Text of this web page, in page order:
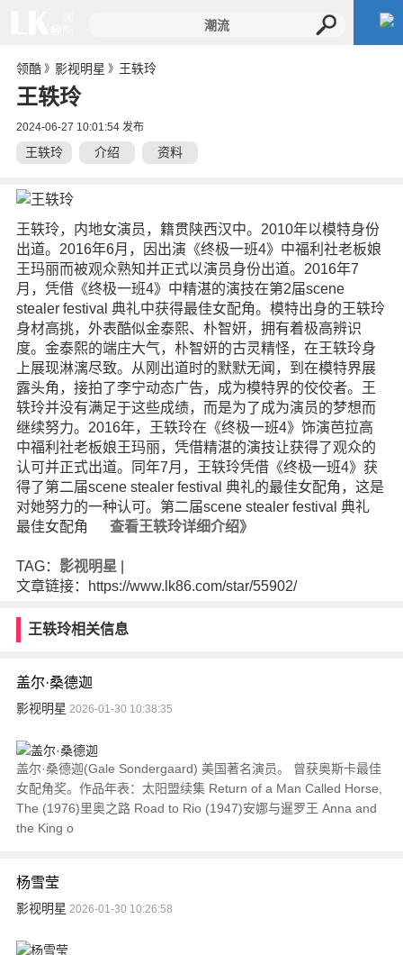
领酷》 影视明星 》 王轶玲
王轶玲
2024-06-27 10:01:54 发布
王轶玲 介绍 资料
王轶玲，内地女演员，籍贯陕西汉中。2010年以模特身份
出道。2016年6月，因出演《终极一班4》中福利社老板娘
王玛丽而被观众熟知并正式以演员身份出道。2016年7
月，凭借《终极一班4》中精湛的演技在第2届scene
stealer festival 典礼中获得最佳女配角。模特出身的王轶玲
身材高挑，外表酷似金泰熙、朴智妍，拥有着极高辨识
度。金泰熙的端庄大气，朴智妍的古灵精怪，在王轶玲身
上展现淋漓尽致。从刚出道时的默默无闻，到在模特界展
露头角，接拍了李宁动态广告，成为模特界的佼佼者。王
轶玲并没有满足于这些成绩，而是为了成为演员的梦想而
继续努力。2016年，王轶玲在《终极一班4》饰演芭拉高
中福利社老板娘王玛丽，凭借精湛的演技让获得了观众的
认可并正式出道。同年7月，王轶玲凭借《终极一班4》获
得了第二届scene stealer festival 典礼的最佳女配角，这是
对她努力的一种认可。第二届scene stealer festival 典礼
最佳女配角 查看王轶玲详细介绍》
TAG： 影视明星
文章链接：https://www.lk86.com/star/55902/
王轶玲相关信息
盖尔·桑德迦
影视明星 2026-01-30 10:38:35
盖尔·桑德迦(Gale Sondergaard) 美国著名演员。 曾获奥斯卡最佳
女配角奖。作品年表：太阳盟续集 Return of a Man Called Horse,
The (1976)里奥之路 Road to Rio (1947)安娜与暹罗王 Anna and
the King o
杨雪莹
影视明星 2026-01-30 10:26:58